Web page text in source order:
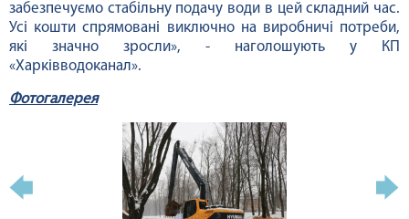
забезпечуємо стабільну подачу води в цей складний час.
Усі кошти спрямовані виключно на виробничі потреби,
які значно зросли», - наголошують у КП
«Харківводоканал».
Фотогалерея